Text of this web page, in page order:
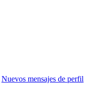
Nuevos mensajes de perfil